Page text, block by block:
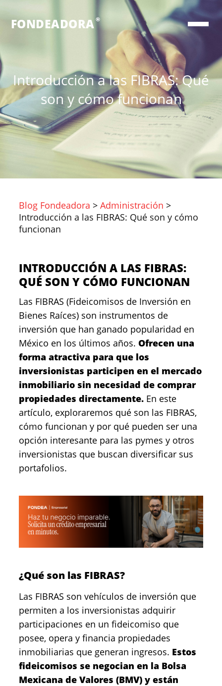
FONDEADORA ®
Introducción a las FIBRAS: Qué
son y cómo funcionan
Blog Fondeadora > Administración >
Introducción a las FIBRAS: Qué son y cómo
funcionan
INTRODUCCIÓN A LAS FIBRAS:
QUÉ SON Y CÓMO FUNCIONAN
Las FIBRAS (Fideicomisos de Inversión en
Bienes Raíces) son instrumentos de
inversión que han ganado popularidad en
México en los últimos años. Ofrecen una
forma atractiva para que los
inversionistas participen en el mercado
inmobiliario sin necesidad de comprar
propiedades directamente. En este
artículo, exploraremos qué son las FIBRAS,
cómo funcionan y por qué pueden ser una
opción interesante para las pymes y otros
inversionistas que buscan diversificar sus
portafolios.
¿Qué son las FIBRAS?
Las FIBRAS son vehículos de inversión que
permiten a los inversionistas adquirir
participaciones en un fideicomiso que
posee, opera y financia propiedades
inmobiliarias que generan ingresos. Estos
fideicomisos se negocian en la Bolsa
Mexicana de Valores (BMV) y están